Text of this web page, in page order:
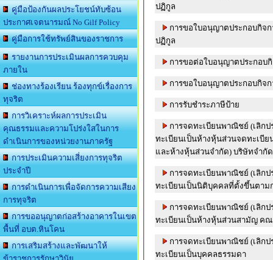
คู่มือป้องกันผลประโยชน์ทับซ้อน
ประกาศเจตนารมณ์ No Gilf Policy
คู่มือการใช้ทรัพย์สินของราชการ
รายงานการประเมินผลการควบคุม
ภายใน
ช่องทางร้องเรียน ร้องทุกข์เรื่องการ
ทุจริต
การวิเคราะห์ผลการประเมิน
คุณธรรมและความโปร่งใสในการ
ดำเนินการของหน่วยงานภาครัฐ
การประเมินความเสี่ยงการทุจริต
ประจำปี
การดำเนินการเพื่อจัดการความเสียง
การทุจริต
การขออนุญาตก่อสร้างอาคารในเขต
พื้นที่ อบต.หินโคน
การเสริมสร้างและพัฒนาให้
ปฏิกูล
การขอใบอนุญาตประกอบกิจก
ปฏิกูล
การขอต่อใบอนุญาตประกอบ
การขอใบอนุญาตประกอบกิจ
การรับชำระภาษีป้าย
การจดทะเบียนพาณิชย์ (เลิก
ทะเบียนเป็นห้างหุ้นส่วนจดทะเบียน (ห้างหุ้นส่วนสามัญนิติบุค
และห้างหุ้นส่วนจำกัด) บริษัทจำกั
การจดทะเบียนพาณิชย์ (เลิก
ทะเบียนเป็นนิติบุคคลที่ตั้งขึ้นตาม
การจดทะเบียนพาณิชย์ (เลิก
ทะเบียนเป็นห้างหุ้นส่วนสามัญ ค
การจดทะเบียนพาณิชย์ (เลิก
ทะเบียนเป็นบุคคลธรรมดา